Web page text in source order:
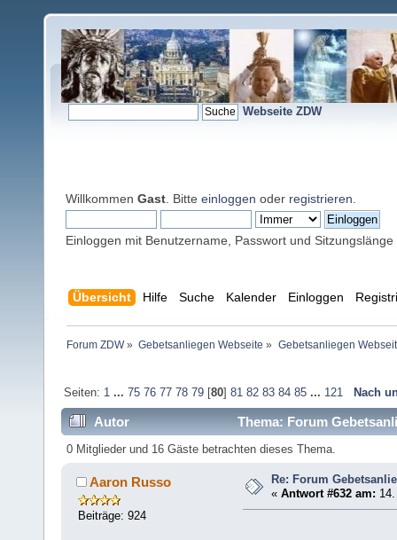
Webseite ZDW
Willkommen Gast . Bitte einloggen oder registrieren
Einloggen mit Benutzername, Passwort und Sitzungslänge
Übersicht Hilfe Suche Kalender Einloggen
Forum ZDW» Gebetsanliegen Webseite » Gebetsanliegen
Seiten: 1 ... 75 76 77 78 79[80] 81 82 83 84 85 ... 121 Nach
Autor Thema: Forum
0 Mitglieder und 16 Gäste betrachten dieses Thema.
Aaron Russo
Beiträge: 924
Re: Forum
«Antwort #632 am: